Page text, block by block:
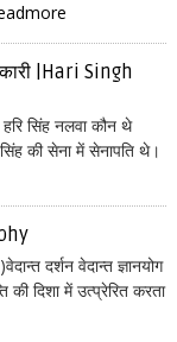
|Hari Singh
सिंह नलवा कौन थे
की सेना में सेनापति थे।
दर्शन वेदान्त ज्ञानयोग
की दिशा में उत्प्रेरित करता